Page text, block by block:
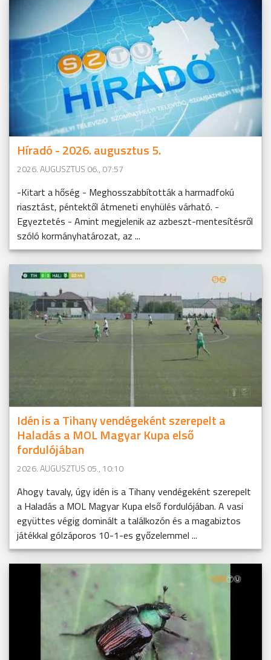
Híradó - 2026. augusztus 5.
2026. AUGUSZTUS 06., 07:57
-Kitart a hőség - Meghosszabbították a harmadfokú
riasztást, péntektől átmeneti enyhülés várható. -
Egyeztetés - Amint megjelenik az azbeszt-mentesítésről
szóló kormányhatározat, az ...
Idén is a Tihany vendégeként szerepelt a
Haladás a MOL Magyar Kupa első
fordulójában
2026. AUGUSZTUS 05., 10:10
Ahogy tavaly, úgy idén is a Tihany vendégeként szerepelt
a Haladás a MOL Magyar Kupa első fordulójában. A vasi
együttes végig dominált a találkozón és a magabiztos
játékkal gólzáporos 10-1-es győzelemmel ...